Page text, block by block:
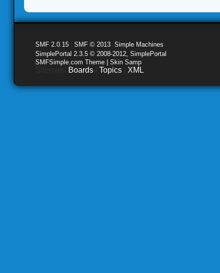
SMF 2.0.15 SMF © 2013 Simple Machines
SimplePortal 2.3.5 © 2008-2012, SimplePortal
SMFSimple.com Theme | Skin Samp
Boards Topics XML